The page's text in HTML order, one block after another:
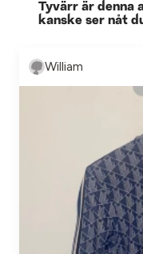
Tyvärr är denna
kanske ser nåt
William